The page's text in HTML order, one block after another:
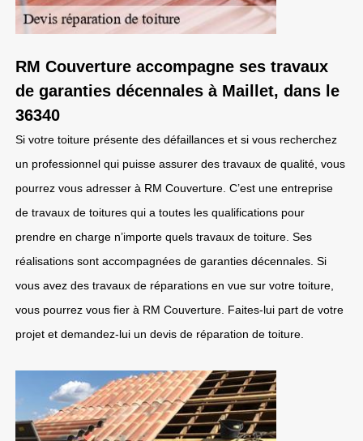
RM Couverture accompagne ses travaux
de garanties décennales à Maillet, dans le
36340
Si votre toiture présente des défaillances et si vous recherchez
un professionnel qui puisse assurer des travaux de qualité, vous
pourrez vous adresser à RM Couverture. C’est une entreprise
de travaux de toitures qui a toutes les qualifications pour
prendre en charge n’importe quels travaux de toiture. Ses
réalisations sont accompagnées de garanties décennales. Si
vous avez des travaux de réparations en vue sur votre toiture,
vous pourrez vous fier à RM Couverture. Faites-lui part de votre
projet et demandez-lui un devis de réparation de toiture.